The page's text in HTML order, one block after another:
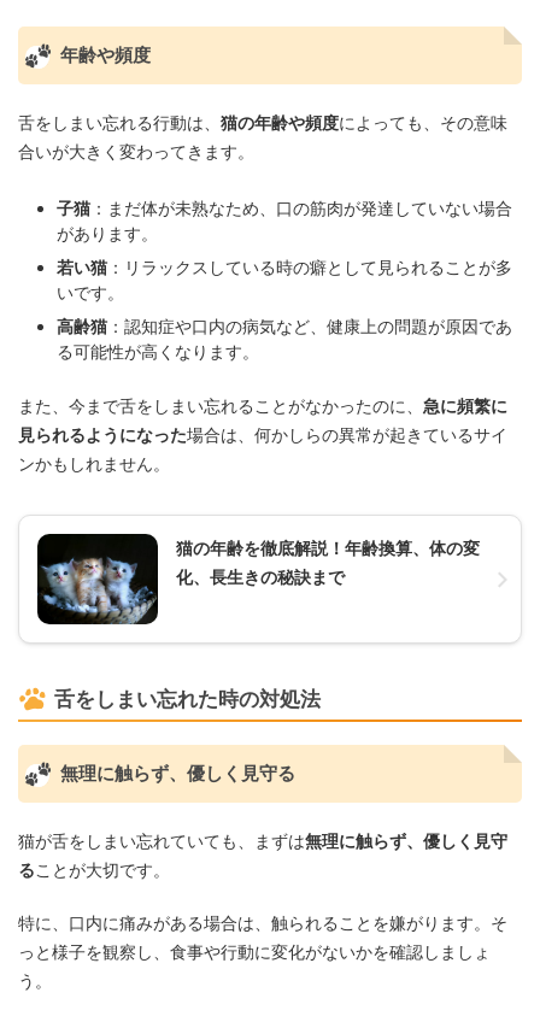
年齢や頻度
舌をしまい忘れる行動は、 猫の年齢や頻度によっても、その意味
合いが大きく変わってきます。
子猫 ：まだ体が未熟なため、口の筋肉が発達していない場合
があります。
若い猫 ：リラックスしている時の癖として見られることが多
いです。
高齢猫 ：認知症や口内の病気など、健康上の問題が原因であ
る可能性が高くなります。
また、今まで舌をしまい忘れることがなかったのに、 急に頻繁に
見られるようになった場合は、何かしらの異常が起きているサイ
ンかもしれません。
猫の年齢を徹底解説！年齢換算、体の変
化、長生きの秘訣まで
舌をしまい忘れた時の対処法
無理に触らず、優しく見守る
猫が舌をしまい忘れていても、まずは無理に触らず、優しく見守
ることが大切です。
特に、口内に痛みがある場合は、触られることを嫌がります。そ
っと様子を観察し、食事や行動に変化がないかを確認しましょ
う。